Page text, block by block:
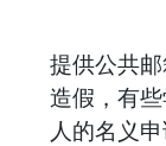
提供公共
造假，有
人的名义